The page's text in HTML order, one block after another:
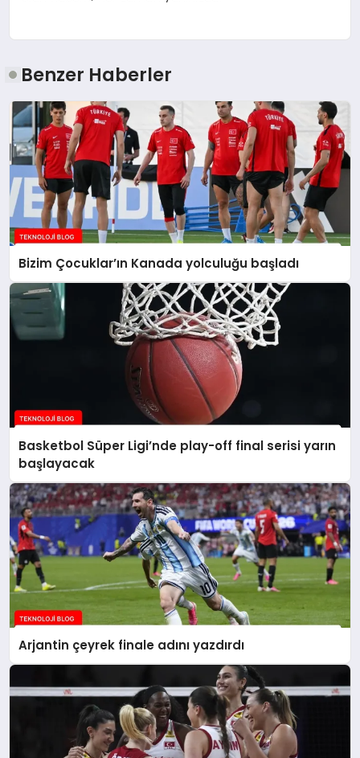
Benzer Haberler
Bizim Çocuklar’ın Kanada yolculuğu başladı
Basketbol Süper Ligi’nde play-off final serisi yarın
başlayacak
Arjantin çeyrek finale adını yazdırdı